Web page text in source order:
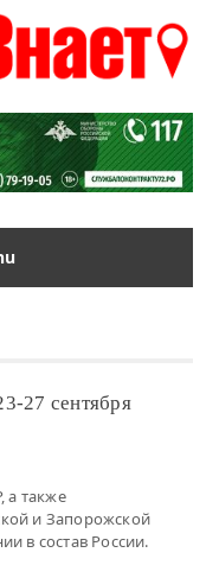
27 сентября
а также
и Запорожской
в состав России.